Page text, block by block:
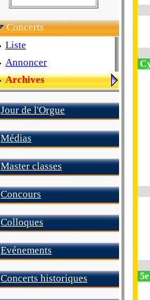
Concerts
Liste
Annoncer
Archives
Jour de l'Orgue
Médias
Master classes
Concours
Colloques
Evénements
Concerts historiques